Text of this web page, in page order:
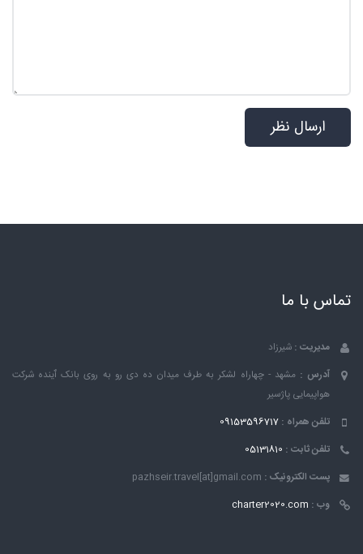
تماس با ما
مدیریت : شیرزاد
آدرس : مشهد - چهاراه لشکر به طرف میدان ده دی رو به روی بانک ٱینده شرکت
هواپیمایی پاژسیر
تلفن همراه : 09153596717
تلفن ثابت : 05131810
پست الکترونیک : pazhseir.travel[at]gmail.com
وب : charter2020.com